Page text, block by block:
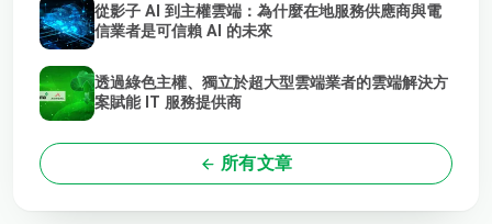
從影子 AI 到主權雲端：為什麼在地服務供應商與電
信業者是可信賴 AI 的未來
透過綠色主權、獨立於超大型雲端業者的雲端解決方
案賦能 IT 服務提供商
所有文章